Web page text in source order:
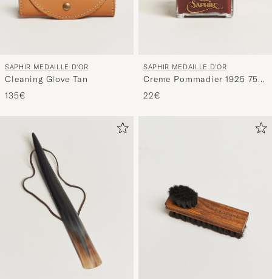
SAPHIR MEDAILLE D'OR
Cleaning Glove Tan
135€
SAPHIR MEDAILLE D'OR
Creme Pommadier 1925 75
ml Mahogany
22€